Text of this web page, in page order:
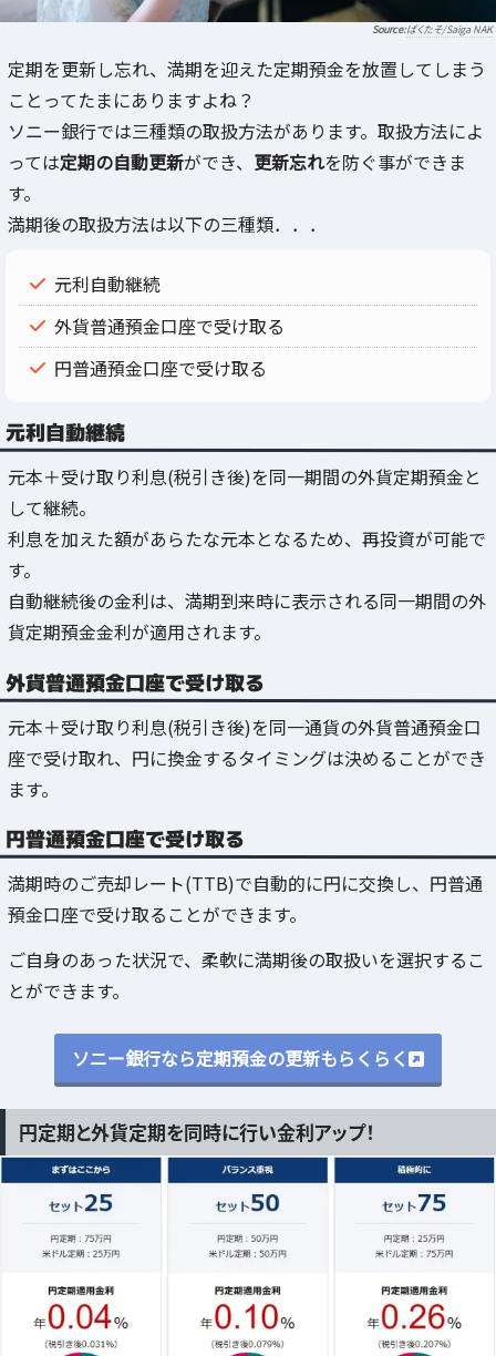
ぱくたそ/Saiga NAK
定期を更新し忘れ、満期を迎えた定期預金を放置してしまう
ことってたまにありますよね？
ソニー銀行では三種類の取扱方法があります。取扱方法によ
っては定期の自動更新ができ、 更新忘れを防ぐ事ができま
す。
満期後の取扱方法は以下の三種類．．．
元利自動継続
外貨普通預金口座で受け取る
円普通預金口座で受け取る
元利自動継続
元本＋受け取り利息(税引き後)を同一期間の外貨定期預金と
して継続。
利息を加えた額があらたな元本となるため、再投資が可能で
す。
自動継続後の金利は、満期到来時に表示される同一期間の外
貨定期預金金利が適用されます。
外貨普通預金口座で受け取る
元本＋受け取り利息(税引き後)を同一通貨の外貨普通預金口
座で受け取れ、円に換金するタイミングは決めることができ
ます。
円普通預金口座で受け取る
満期時のご売却レート(TTB)で自動的に円に交換し、円普通
預金口座で受け取ることができます。
ご自身のあった状況で、柔軟に満期後の取扱いを選択するこ
とができます。
ソニー銀行なら定期預金の更新もらくらく
円定期と外貨定期を同時に行い金利アップ！